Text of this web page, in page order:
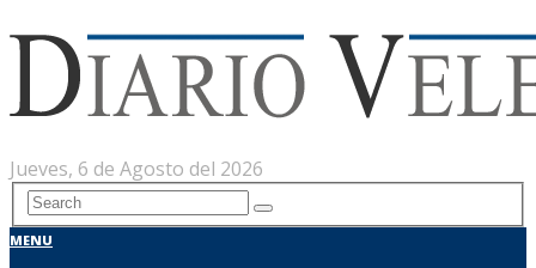
Jueves, 6 de Agosto del 2026
MENU